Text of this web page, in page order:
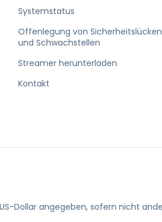
Systemstatus
Offenlegung von Sicherheitslücken
und Schwachstellen
Streamer herunterladen
Kontakt
Dollar angegeben, sofern nicht